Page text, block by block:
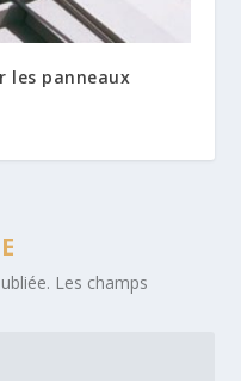
les panneaux
Les champs